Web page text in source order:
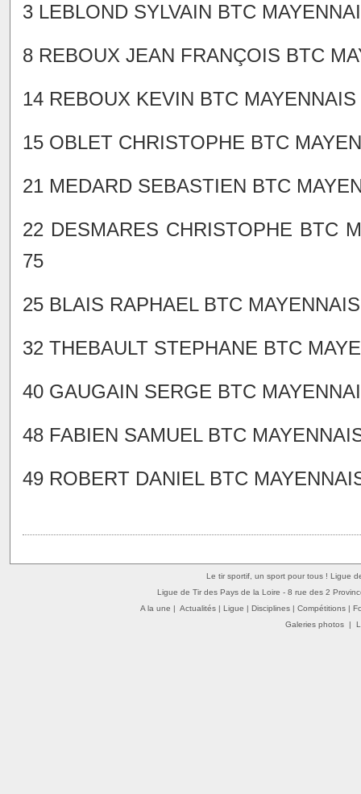
3 LEBLOND SYLVAIN BTC
8 REBOUX JEAN FRANÇOIS BTC
14 REBOUX KEVIN BTC
15 OBLET CHRISTOPHE BTC
21 MEDARD SEBASTIEN BTC
22 DESMARES CHRISTOPHE BTC
75
25 BLAIS RAPHAEL BTC
32 THEBAULT STEPHANE BTC
40 GAUGAIN SERGE BTC
48 FABIEN SAMUEL BTC
49 ROBERT DANIEL BTC
Le tir sportif, un sport pour tous ! Ligue
Ligue de Tir des Pays de la Loire - 8 rue des 2
A la une | Actualités | Ligue | Disciplines | Compétitions |
Galeries photos|